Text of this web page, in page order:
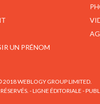
UN PRÉNOM
2018 WEBLOGY GROUP LIMITED.
-LIGNE ÉDITORIALE -